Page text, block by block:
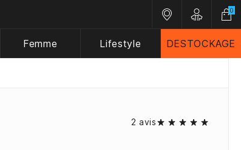
Nos magasins
Customer
0
Femme Lifestyle DESTOCKAGE
2 avis